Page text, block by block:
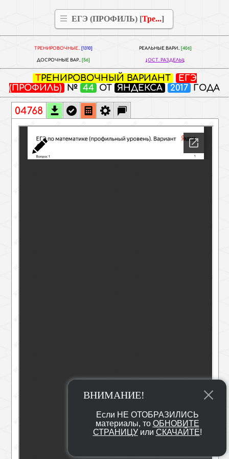
ВНИМАНИЕ!
Если НЕ ОТОБРАЗИЛИСЬ
материалы, то ОБНОВИТЕ
СТРАНИЦУ или СКАЧАЙТЕ!
ЕГЭ (ПРОФИЛЬ) [Тре...]
ТРЕНИРОВОЧНЫЕ.. [1310] РЕАЛЬНЫЕ ВАРИ.. [406]
ДОСРОЧНЫЕ ВАР.. [56] ОСТ. РАЗДЕЛЫ
ТРЕНИРОВОЧНЫЙ ВАРИАНТ
ЕГЭ
(ПРОФИЛЬ)
№ 44 ОТ ЯНДЕКСА 2017 ГОДА
04768